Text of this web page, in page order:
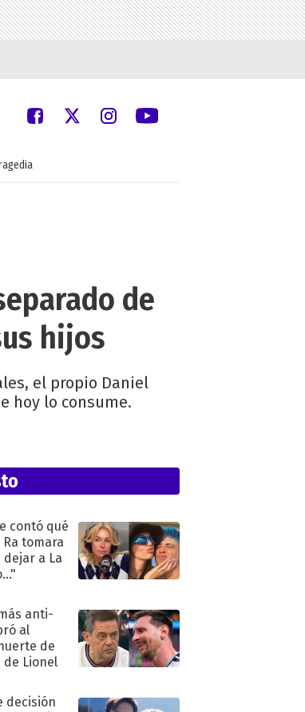
de
hijos
el propio Daniel
hoy lo consume.
contó qué
Ra tomara
a La
anti-
al
de
de Lionel
decisión